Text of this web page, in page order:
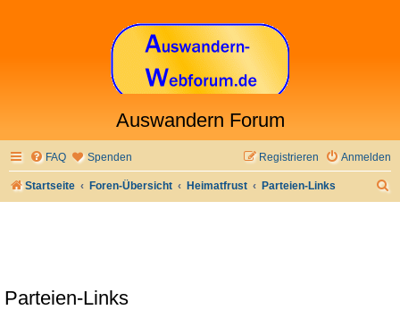
Auswandern Forum
FAQ Spenden Anmelden
Registrieren
Startseite Foren-Übersicht Heimatfrust Parteien-Links
Parteien-Links